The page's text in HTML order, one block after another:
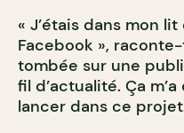
« J’étais dans mon
Facebook »,
tombée sur une
fil d’actualité. Ça
lancer dans ce